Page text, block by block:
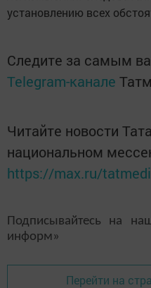
установлению всех
Следите за самым
Telegram-канале
Читайте новости
национальном
https://max.ru/
Подписывайтесь на
информ»
Перейти на